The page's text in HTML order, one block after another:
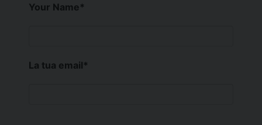
Your Name*
La tua email*